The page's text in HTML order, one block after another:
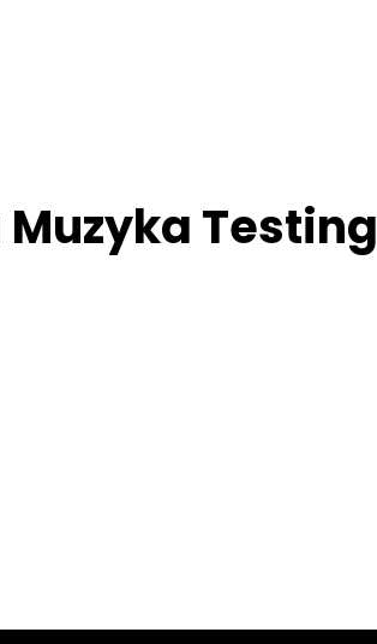
Testing